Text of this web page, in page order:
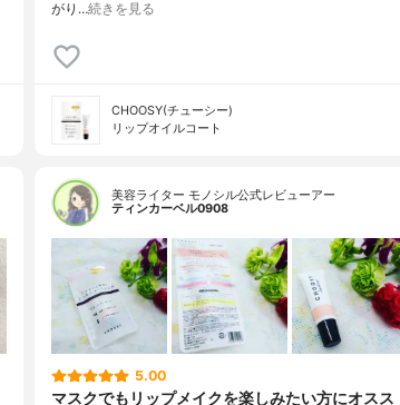
がり…続きを見る
CHOOSY(チューシー)
リップオイルコート
美容ライター モノシル公式レビューアー
ティンカーベル0908
5.00
マスクでもリップメイクを楽しみたい方にオスス